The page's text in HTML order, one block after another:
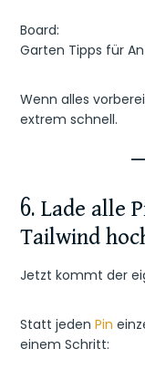
Board:
Garten Tipps für
Wenn alles
extrem schnell.
6. Lade alle
Tailwind
Jetzt kommt der
Statt jedenPin
einem Schritt: